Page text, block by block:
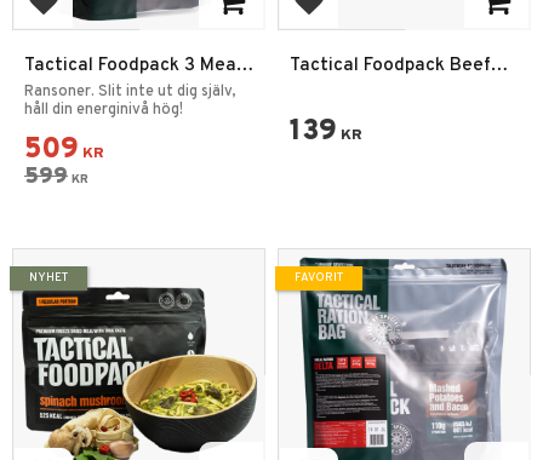
Lägg till i favoriter
Tactical Foodpack 3 Meal
Ration Hotel
Ransoner. Slit inte ut dig själv,
håll din energinivå hög!
509 KR
599 KR
Lägg till i favoriter
Tactical Foodpack Beef
139 KR
NYHET FAVORIT